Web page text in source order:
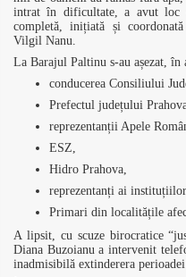
intrat în dificultate, a avut loc
completă, inițiată și
Vilgil Nanu.
La Barajul Paltinu s-au așezat, în
conducerea Consiliului
Prefectul județului
reprezentanții Apele
ESZ,
Hidro Prahova,
reprezentanți ai
Primari din localitățile
A lipsit, cu scuze birocratice
Diana Buzoianu a intervenit
inadmisibilă extinderera perioadei